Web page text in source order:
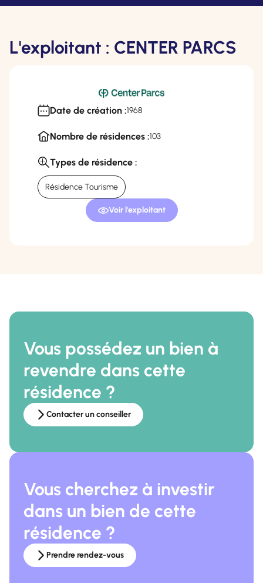
L'exploitant : CENTER PARCS
Date de création :1968
Nombre de résidences :103
Types de résidence :
Résidence Tourisme
Voir l'exploitant
Vous possédez un bien à
revendre dans cette
résidence ?
Contacter un conseiller
Vous cherchez à investir
dans un bien de cette
résidence ?
Prendre rendez-vous